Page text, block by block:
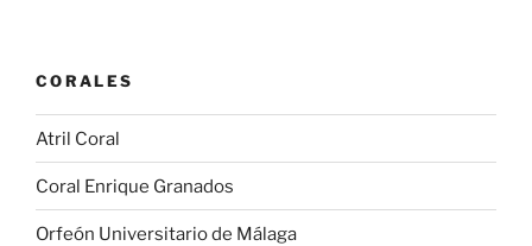
CORALES
Atril Coral
Coral Enrique Granados
Orfeón Universitario de Málaga